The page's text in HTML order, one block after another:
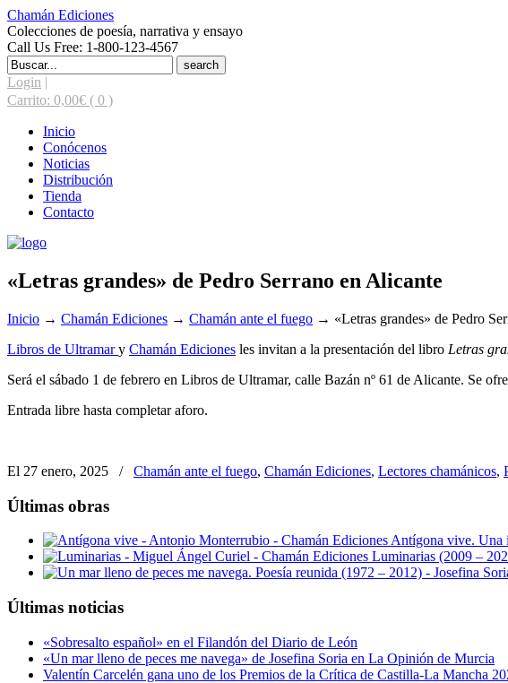
Chamán Ediciones
Colecciones de poesía, narrativa y ensayo
Call Us Free: 1-800-123-4567
Search
for:
Login |
Carrito: 0,00€ ( 0 )
Inicio
Conócenos
Noticias
Distribución
Tienda
Contacto
«Letras grandes» de Pedro Serrano en Alicante
Inicio → Chamán Ediciones → Chamán ante el fuego → «Letras grandes» de Pedro
Libros de Ultramary Chamán Ediciones les invitan a la presentación del libro Letras
Será el sábado 1 de febrero en Libros de Ultramar, calle Bazán nº 61 de Alicante. Se
Entrada libre hasta completar aforo.
El 27 enero, 2025 / Chamán ante el fuego, Chamán Ediciones, Lectores chamánicos,
Últimas obras
Antígona vive. Una
Luminarias (2009 –
Últimas noticias
«Sobresalto español» en el Filandón del Diario de León
«Un mar lleno de peces me navega» de Josefina Soria en La Opinión de Murcia
Valentín Carcelén gana uno de los Premios de la Crítica de Castilla-La Mancha